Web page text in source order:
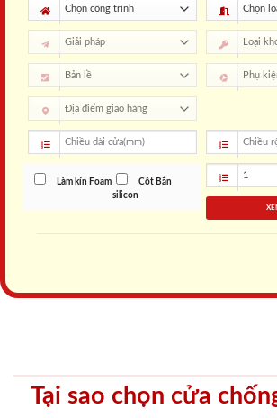
Làm kín Foam
Cột Bắn
silicon
Tại sao chọn cửa